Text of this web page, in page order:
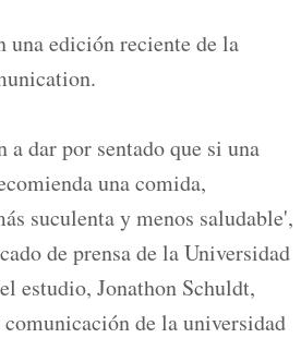
una edición reciente de la
a dar por sentado que si una
una comida,
suculenta y menos saludable',
de prensa de la Universidad
estudio, Jonathon Schuldt,
de la universidad